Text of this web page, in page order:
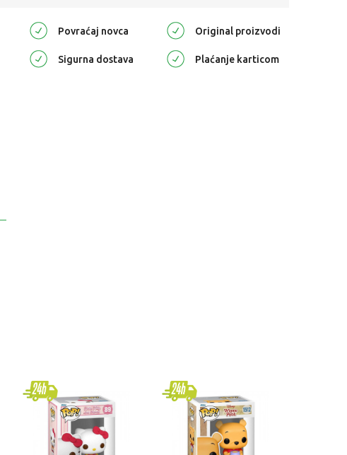
Povraćaj novca Original proizvodi
Sigurna dostava Plaćanje karticom